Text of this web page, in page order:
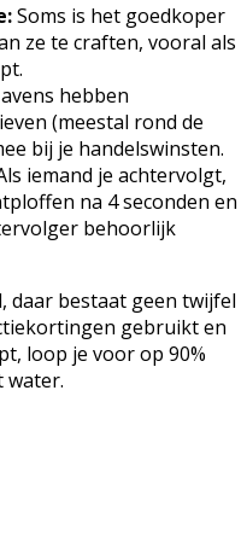
Soms is het goedkoper
ze te craften, vooral als
hebben
(meestal rond de
bij je handelswinsten.
iemand je achtervolgt,
na 4 seconden en
behoorlijk
daar bestaat geen twijfel
gebruikt en
loop je voor op 90%
water.